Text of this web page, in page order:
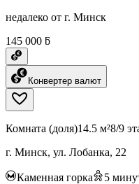
недалеко от г. Минск
145 000 ƃ
Конвертер валют
Комната (доля)14.5 м²8/9
г. Минск, ул. Лобанка, 22
Каменная горка 5